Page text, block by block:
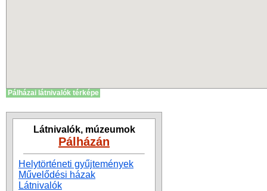
Pálházai látnivalók térképe
Látnivalók, múzeumok
Pálházán
Helytörténeti gyűjtemények
Művelődési házak
Látnivalók